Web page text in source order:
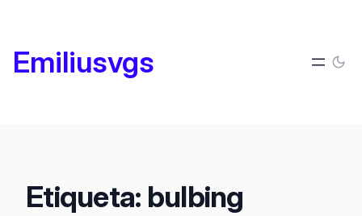
contenido
Emiliusvgs
Etiqueta: bulbing